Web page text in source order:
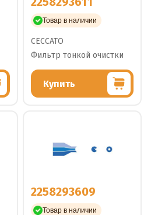
Товар в наличии
CECCATO
Фильтр тонкой очистки
Купить
2258293609
Товар в наличии